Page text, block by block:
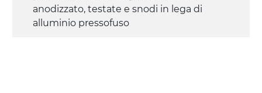
anodizzato, testate e snodi in lega di
alluminio pressofuso